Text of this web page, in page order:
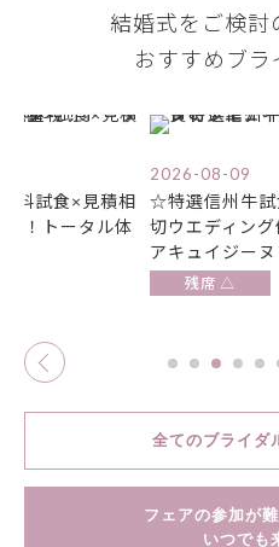
結婚式をご検討
おすすめブラ
食×自由な貸
グ体験☆プレミ
2026-08-10
【初見学◎】平
ディング相談
チ付き
残席 △
全てのブライダ
フェアの参加が
いつでも